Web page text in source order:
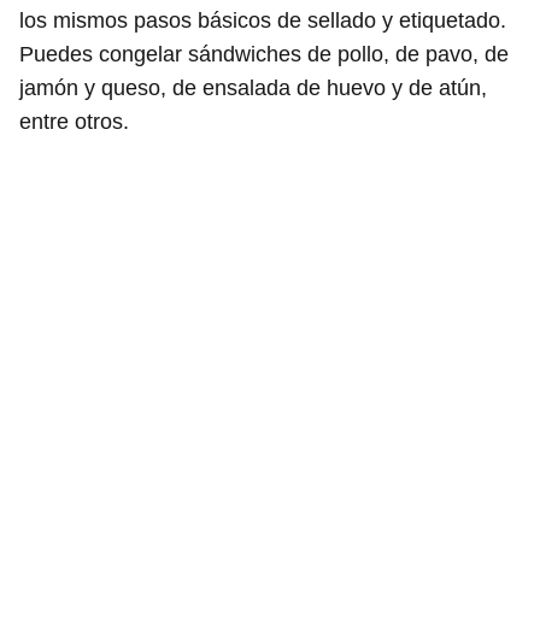
los mismos pasos básicos de sellado y etiquetado.
Puedes congelar sándwiches de pollo, de pavo, de
jamón y queso, de ensalada de huevo y de atún,
entre otros.